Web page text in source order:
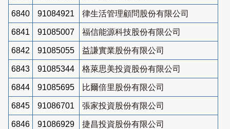
6840 91084921 律生活管理顧問股份有限公司
6841 91085007 福信能源科技股份有限公司
6842 91085055 益謙實業股份有限公司
6843 91085344 格萊思美投資股份有限公司
6844 91085695 比爾倍里股份有限公司
6845 91086701 張家投資股份有限公司
6846 91086929 捷昌投資股份有限公司